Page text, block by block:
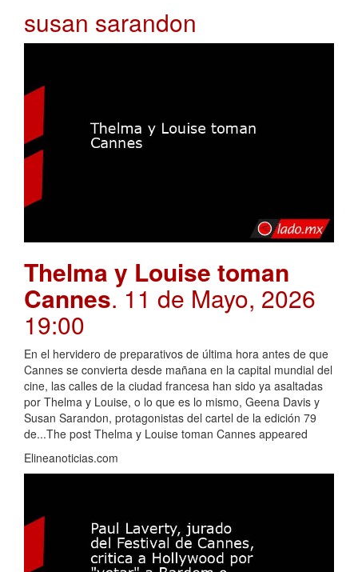
susan sarandon
Thelma y Louise toman
Cannes. 11 de Mayo, 2026
19:00
En el hervidero de preparativos de última hora antes de que
Cannes se convierta desde mañana en la capital mundial del
cine, las calles de la ciudad francesa han sido ya asaltadas
por Thelma y Louise, o lo que es lo mismo, Geena Davis y
Susan Sarandon, protagonistas del cartel de la edición 79
de...The post Thelma y Louise toman Cannes appeared
Elineanoticias.com